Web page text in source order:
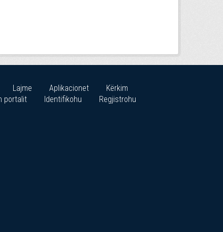
Lajme Aplikacionet
Kërkim
portalit Identifikohu Regjistrohu